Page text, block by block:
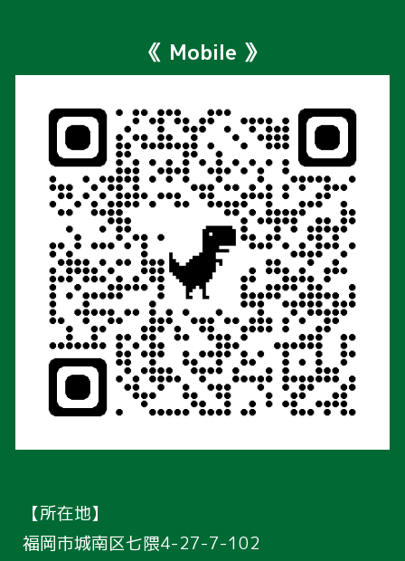
《 Mobile 》
【所在地】
福岡市城南区七隈4-27-7-102